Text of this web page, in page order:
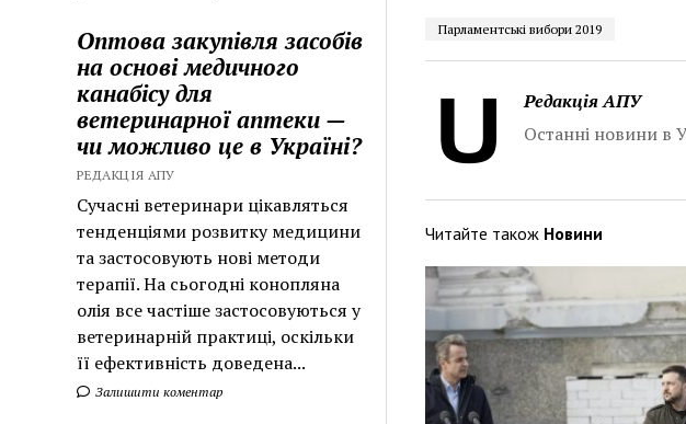
Оптова закупівля засобів
на основі медичного
канабісу для
ветеринарної аптеки —
чи можливо це в Україні?
РЕДАКЦІЯ АПУ
Сучасні ветеринари цікавляться
тенденціями розвитку медицини
та застосовують нові методи
терапії. На сьогодні конопляна
олія все частіше застосовуються у
ветеринарній практиці, оскільки
її ефективність доведена...
Залишити коментар
Парламентські вибори 2019
Редакція АПУ
Останні новини в
Читайте також Новини